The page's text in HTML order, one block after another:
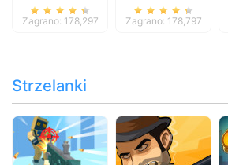
Zagrano: 178,297 Zagrano: 178,797
Strzelanki